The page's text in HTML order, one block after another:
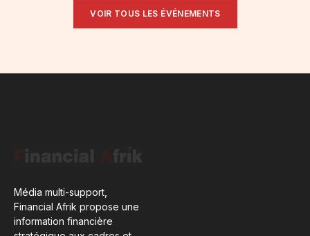
VOIR TOUS LES ÉVÉNEMENTS
Média multi-support,
Financial Afrik propose une
information financière